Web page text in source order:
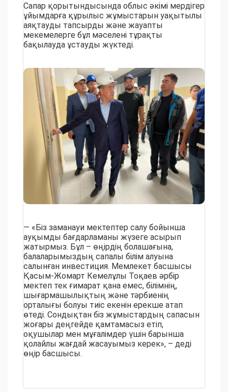
Сапар қорытындысында облыс әкімі мердігер
ұйымдарға құрылыс жұмыстарын уақытылы
аяқтауды тапсырды және жауапты
мекемелерге бұл мәселені тұрақты
бақылауда ұстауды жүктеді.
— «Біз заманауи мектептер салу бойынша
ауқымды бағдарламаны жүзеге асырып
жатырмыз. Бұл – өңірдің болашағына,
балаларымыздың сапалы білім алуына
салынған инвестиция. Мемлекет басшысы
Қасым-Жомарт Кемелұлы Тоқаев әрбір
мектеп тек ғимарат қана емес, білімнің,
шығармашылықтың және тәрбиенің
орталығы болуы тиіс екенін ерекше атап
өтеді. Сондықтан біз жұмыстардың сапасын
жоғары деңгейде қамтамасыз етіп,
оқушылар мен мұғалімдер үшін барынша
қолайлы жағдай жасауымыз керек», – деді
өңір басшысы.